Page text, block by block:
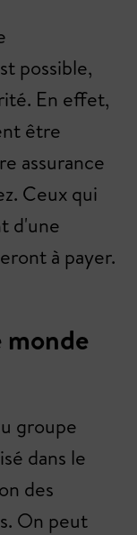
possible,
En effet,
être
assurance
Ceux qui
d'une
à payer.
monde
groupe
dans le
des
On peut